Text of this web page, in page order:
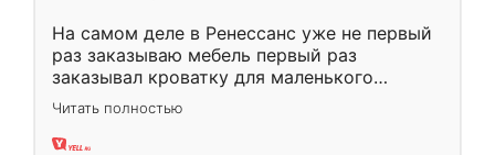
На самом деле в Ренессанс уже не первый
раз заказываю мебель первый раз
заказывал кроватку для маленького
ребёнка при его рождении ,во второй раз
заказал шкаф-купе. По качеству очень
хорошее сборка достаточно быстрая,
Читать полностью